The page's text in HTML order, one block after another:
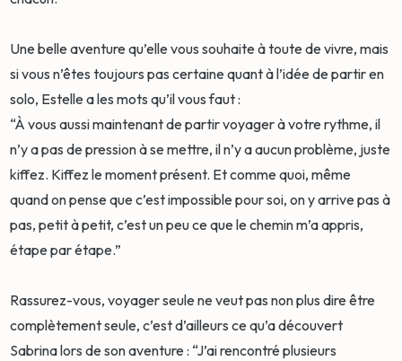
Une belle aventure qu’elle vous souhaite à toute de vivre, mais
si vous n’êtes toujours pas certaine quant à l’idée de partir en
solo, Estelle a les mots qu’il vous faut :
“À vous aussi maintenant de partir voyager à votre rythme, il
n’y a pas de pression à se mettre, il n’y a aucun problème, juste
kiffez. Kiffez le moment présent. Et comme quoi, même
quand on pense que c’est impossible pour soi, on y arrive pas à
pas, petit à petit, c’est un peu ce que le chemin m’a appris,
étape par étape.”
Rassurez-vous, voyager seule ne veut pas non plus dire être
complètement seule, c’est d’ailleurs ce qu’a découvert
Sabrina lors de son aventure : “J’ai rencontré plusieurs